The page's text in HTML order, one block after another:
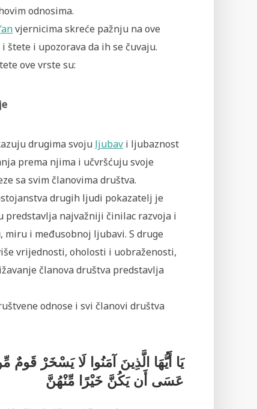
odnosima.
vjernicima skreće pažnju na ove
štete i upozorava da ih se čuvaju.
ove vrste su:
drugima svoju ljubav i ljubaznost
prema njima i učvršćuju svoje
sa svim članovima društva.
drugih ljudi pokazatelj je
predstavlja najvažniji činilac razvoja i
miru i međusobnoj ljubavi. S druge
vrijednosti, oholosti i uobraženosti,
članova društva predstavlja
odnose i svi članovi društva
يَا أَيُّهَا الَّذِينَ آمَنُوا لَا يَسْخَرْ
عَسَى أَن يَكُنَّ خَيْرًا مِّنْهُنَّ